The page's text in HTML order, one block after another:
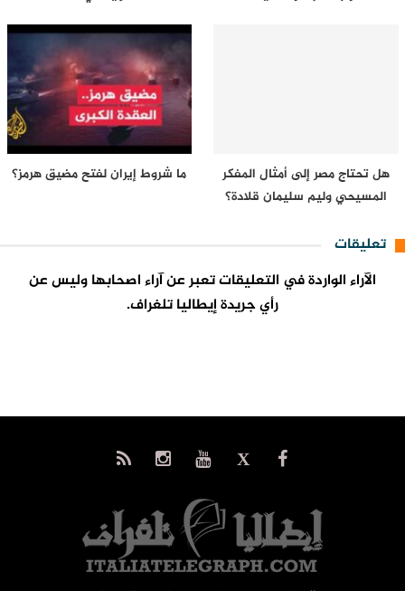
هل تحتاج مصر إلى أمثال المفكر
المسيحي وليم سليمان قلادة؟
ما شروط إيران لفتح مضيق هرمز؟
تعليقات
الآراء الواردة في التعليقات تعبر عن آراء اصحابها وليس عن
رأي جريدة إيطاليا تلغراف.